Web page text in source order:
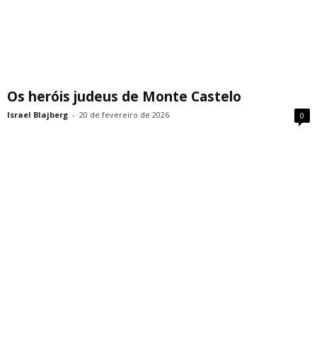
Os heróis judeus de Monte Castelo
Israel Blajberg - 20 de fevereiro de 2026 0